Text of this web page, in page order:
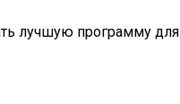
лучшую программу для